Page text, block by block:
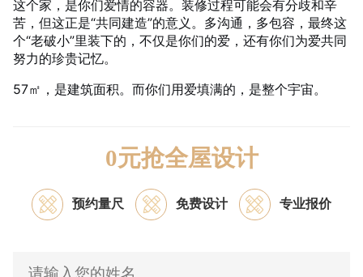
这个家，是你们爱情的容器。装修过程可能会有分歧和辛
苦，但这正是“共同建造”的意义。多沟通，多包容，最终这
个“老破小”里装下的，不仅是你们的爱，还有你们为爱共同
努力的珍贵记忆。
57㎡，是建筑面积。而你们用爱填满的，是整个宇宙。
0元抢全屋设计
预约量尺 免费设计 专业报价